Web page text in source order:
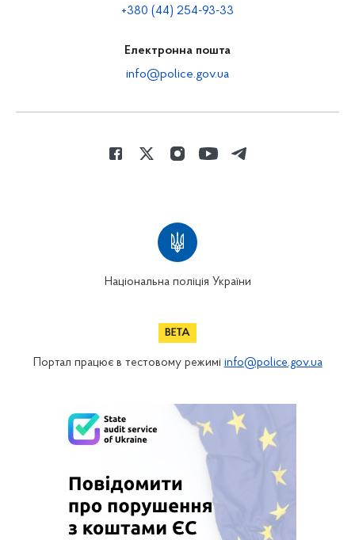
+380 (44) 254-93-33
Електронна пошта
info@police.gov.ua
Національна поліція України
Портал працює в тестовому режимі info@police.gov.ua